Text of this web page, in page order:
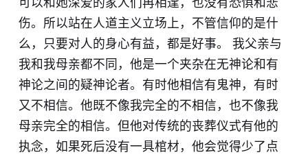
伤。所以站在人道主义立场上，不管信仰的是什
么，只要对人的身心有益，都是好事。 我父亲与
我和我母亲都不同，他是一个夹杂在无神论和有
神论之间的疑神论者。有时他相信有鬼神，有时
又不相信。他既不像我完全的不相信，也不像我
母亲完全的相信。但他对传统的丧葬仪式有他的
执念，如果死后没有一具棺材，他会觉得少了点